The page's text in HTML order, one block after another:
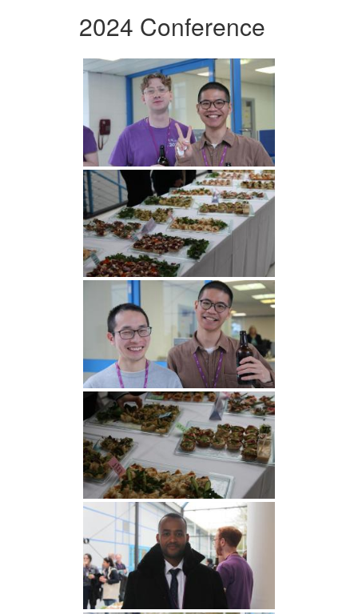
2024 Conference